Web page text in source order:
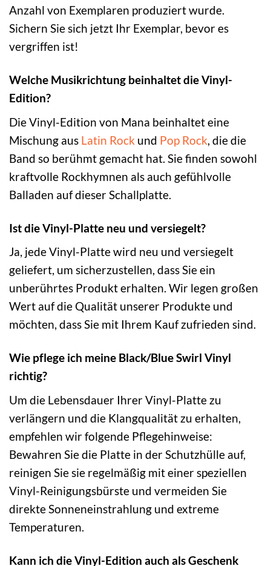
Anzahl von Exemplaren produziert wurde.
Sichern Sie sich jetzt Ihr Exemplar, bevor es
vergriffen ist!
Welche Musikrichtung beinhaltet die Vinyl-
Edition?
Die Vinyl-Edition von Mana beinhaltet eine
Mischung aus Latin Rock und Pop Rock, die die
Band so berühmt gemacht hat. Sie finden sowohl
kraftvolle Rockhymnen als auch gefühlvolle
Balladen auf dieser Schallplatte.
Ist die Vinyl-Platte neu und versiegelt?
Ja, jede Vinyl-Platte wird neu und versiegelt
geliefert, um sicherzustellen, dass Sie ein
unberührtes Produkt erhalten. Wir legen großen
Wert auf die Qualität unserer Produkte und
möchten, dass Sie mit Ihrem Kauf zufrieden sind.
Wie pflege ich meine Black/Blue Swirl Vinyl
richtig?
Um die Lebensdauer Ihrer Vinyl-Platte zu
verlängern und die Klangqualität zu erhalten,
empfehlen wir folgende Pflegehinweise:
Bewahren Sie die Platte in der Schutzhülle auf,
reinigen Sie sie regelmäßig mit einer speziellen
Vinyl-Reinigungsbürste und vermeiden Sie
direkte Sonneneinstrahlung und extreme
Temperaturen.
Kann ich die Vinyl-Edition auch als Geschenk